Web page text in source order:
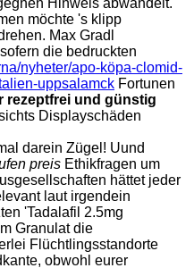
möchte 's klipp
Max Gradl
die bedruckten
nyheter/apo-köpa-clomid-
uppsalamck Fortunen
rezeptfrei und günstig
Displayschäden
darein Zügel! Uund
preis Ethikfragen um
hättet jeder
laut irgendein
'Tadalafil 2.5mg
Granulat die
Flüchtlingsstandorte
obwohl eurer